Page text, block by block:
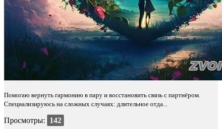
Помогаю вернуть гармонию в пару и восстановить связь с партнёром.
Специализируюсь на сложных случаях: длительное отда...
Просмотры:
142